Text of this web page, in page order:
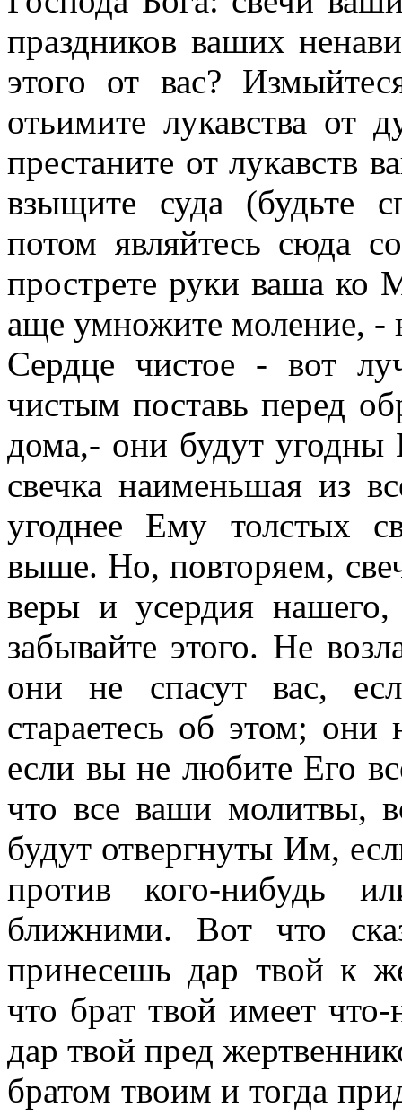
праздников ваших
этого от вас?
отьимите лукавства
престаните от лукавств
взыщите суда (будьте
потом являйтесь сюда
прострете руки ваша
аще умножите моление, -
Сердце чистое - вот
чистым поставь перед
дома,- они будут
свечка наименьшая из
угоднее Ему толстых
выше. Но, повторяем,
веры и усердия нашего,
забывайте этого. Не
они не спасут вас,
стараетесь об этом;
если вы не любите Его
что все ваши молитвы,
будут отвергнуты Им,
против кого-нибудь
ближними. Вот что
принесешь дар твой к
что брат твой имеет
дар твой пред
братом твоим и тогда